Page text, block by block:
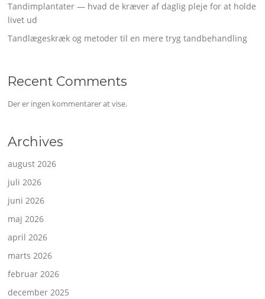
Tandimplantater — hvad de kræver af daglig pleje for at holde
livet ud
Tandlægeskræk og metoder til en mere tryg tandbehandling
Recent Comments
Der er ingen kommentarer at vise.
Archives
august 2026
juli 2026
juni 2026
maj 2026
april 2026
marts 2026
februar 2026
december 2025